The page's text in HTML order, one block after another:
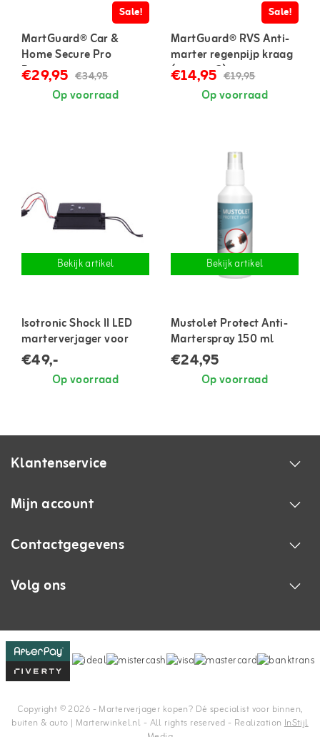
Sale!
MartGuard® Car &
Home Secure Pro
Battery marterverjager
op batterijen
€29,95 €34,95
Op voorraad
Sale!
MartGuard® RVS Anti-
marter regenpijp kraag
(set van 2)
€14,95 €19,95
Op voorraad
Bekijk artikel
Isotronic Shock II LED
marterverjager voor
auto
€49,-
Op voorraad
Bekijk artikel
Mustolet Protect Anti-
Marterspray 150 ml
€24,95
Op voorraad
Klantenservice
Mijn account
Contactgegevens
Volg ons
Copyright © 2026 - Marterverjager kopen? Dé specialist voor binnen,
buiten & auto | Marterwinkel.nl - All rights reserved - Realization InStijl